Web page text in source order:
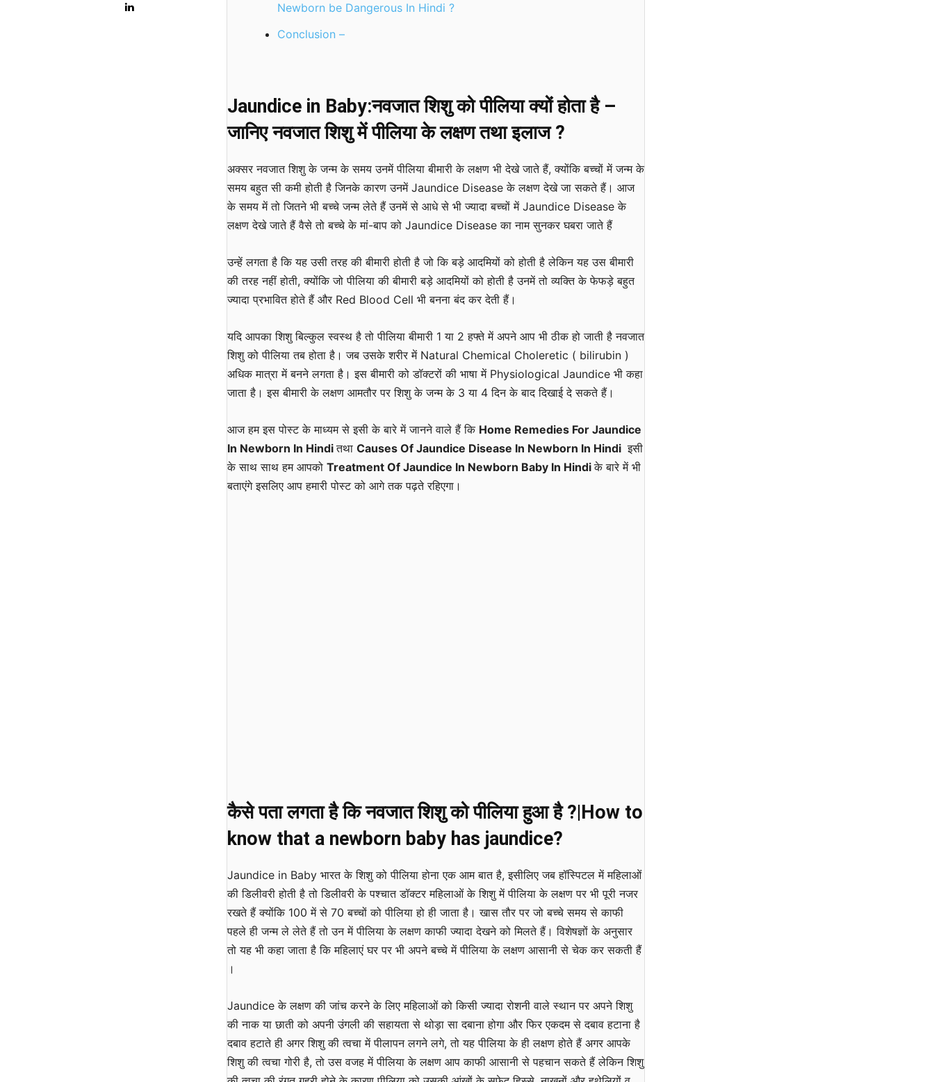
Newborn be Dangerous In Hindi ?
Conclusion –
Jaundice in Baby:नवजात शिशु को पीलिया क्यों होता है –
जानिए नवजात शिशु में पीलिया के लक्षण तथा इलाज ?
अक्सर नवजात शिशु के जन्म के समय उनमें पीलिया बीमारी के लक्षण भी देखे जाते हैं, क्योंकि बच्चों में जन्म के
समय बहुत सी कमी होती है जिनके कारण उनमें Jaundice Disease के लक्षण देखे जा सकते हैं। आज
के समय में तो जितने भी बच्चे जन्म लेते हैं उनमें से आधे से भी ज्यादा बच्चों में Jaundice Disease के
लक्षण देखे जाते हैं वैसे तो बच्चे के मां-बाप को Jaundice Disease का नाम सुनकर घबरा जाते हैं
उन्हें लगता है कि यह उसी तरह की बीमारी होती है जो कि बड़े आदमियों को होती है लेकिन यह उस बीमारी
की तरह नहीं होती, क्योंकि जो पीलिया की बीमारी बड़े आदमियों को होती है उनमें तो व्यक्ति के फेफड़े बहुत
ज्यादा प्रभावित होते हैं और Red Blood Cell भी बनना बंद कर देती हैं।
यदि आपका शिशु बिल्कुल स्वस्थ है तो पीलिया बीमारी 1 या 2 हफ्ते में अपने आप भी ठीक हो जाती है नवजात
शिशु को पीलिया तब होता है। जब उसके शरीर में Natural Chemical Choleretic ( bilirubin )
अधिक मात्रा में बनने लगता है। इस बीमारी को डॉक्टरों की भाषा में Physiological Jaundice भी कहा
जाता है। इस बीमारी के लक्षण आमतौर पर शिशु के जन्म के 3 या 4 दिन के बाद दिखाई दे सकते हैं।
आज हम इस पोस्ट के माध्यम से इसी के बारे में जानने वाले हैं कि Home Remedies For Jaundice
In Newborn In Hindiतथा Causes Of Jaundice Disease In Newborn In Hindi इसी
के साथ साथ हम आपको Treatment Of Jaundice In Newborn Baby In Hindiके बारे में भी
बताएंगे इसलिए आप हमारी पोस्ट को आगे तक पढ़ते रहिएगा।
कैसे पता लगता है कि नवजात शिशु को पीलिया हुआ है ?|How to
know that a newborn baby has jaundice?
Jaundice in Baby भारत के शिशु को पीलिया होना एक आम बात है, इसीलिए जब हॉस्पिटल में महिलाओं
की डिलीवरी होती है तो डिलीवरी के पश्चात डॉक्टर महिलाओं के शिशु में पीलिया के लक्षण पर भी पूरी नजर
रखते हैं क्योंकि 100 में से 70 बच्चों को पीलिया हो ही जाता है। खास तौर पर जो बच्चे समय से काफी
पहले ही जन्म ले लेते हैं तो उन में पीलिया के लक्षण काफी ज्यादा देखने को मिलते हैं। विशेषज्ञों के अनुसार
तो यह भी कहा जाता है कि महिलाएं घर पर भी अपने बच्चे में पीलिया के लक्षण आसानी से चेक कर सकती हैं
।
Jaundice के लक्षण की जांच करने के लिए महिलाओं को किसी ज्यादा रोशनी वाले स्थान पर अपने शिशु
की नाक या छाती को अपनी उंगली की सहायता से थोड़ा सा दबाना होगा और फिर एकदम से दबाव हटाना है
दबाव हटाते ही अगर शिशु की त्वचा में पीलापन लगने लगे, तो यह पीलिया के ही लक्षण होते हैं अगर आपके
शिशु की त्वचा गोरी है, तो उस वजह में पीलिया के लक्षण आप काफी आसानी से पहचान सकते हैं लेकिन शिशु